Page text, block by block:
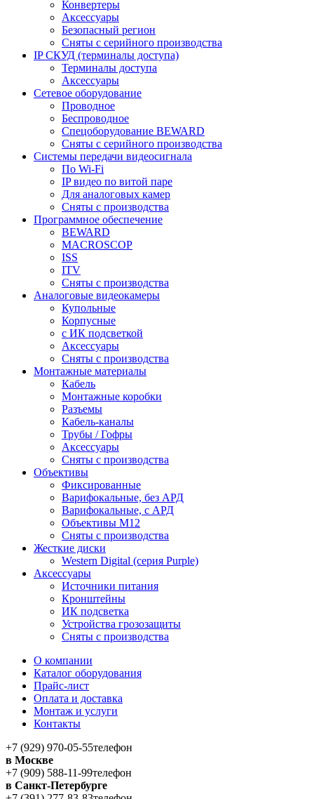
Конвертеры
Аксессуары
Безопасный регион
Сняты с серийного производства
IP СКУД (терминалы доступа)
Терминалы доступа
Аксессуары
Сетевое оборудование
Проводное
Беспроводное
Спецоборудование BEWARD
Сняты с серийного производства
Системы передачи видеосигнала
По Wi-Fi
IP видео по витой паре
Для аналоговых камер
Сняты с производства
Программное обеспечение
BEWARD
MACROSCOP
ISS
ITV
Сняты с производства
Аналоговые видеокамеры
Купольные
Корпусные
c ИК подсветкой
Аксессуары
Сняты с производства
Монтажные материалы
Кабель
Монтажные коробки
Разъемы
Кабель-каналы
Трубы / Гофры
Аксессуары
Сняты с производства
Объективы
Фиксированные
Варифокальные, без АРД
Варифокальные, с АРД
Объективы M12
Сняты с производства
Жесткие диски
Western Digital (серия Purple)
Аксессуары
Источники питания
Кронштейны
ИК подсветка
Устройства грозозащиты
Сняты с производства
О компании
Каталог оборудования
Прайс-лист
Оплата и доставка
Монтаж и услуги
Контакты
+7 (929) 970-05-55телефон
в Москве
+7 (909) 588-11-99телефон
в Санкт-Петербурге